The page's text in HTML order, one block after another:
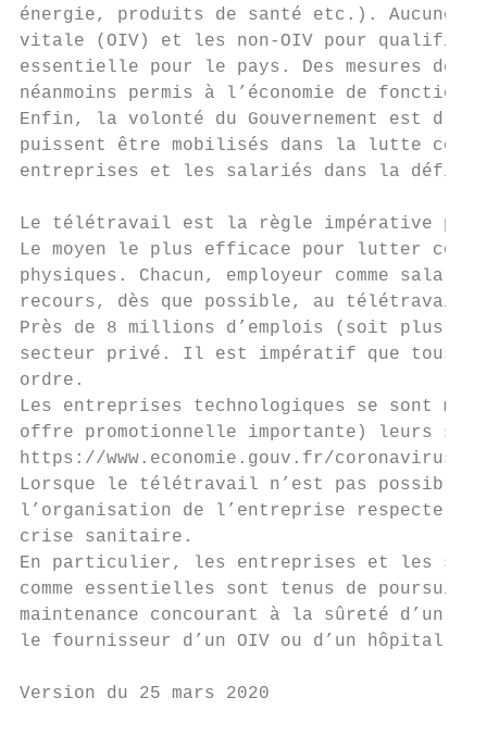
énergie, produits de santé etc.). Aucune
vitale (OIV) et les non-OIV pour qualifier
essentielle pour le pays. Des mesures de
néanmoins permis à l’économie de
Enfin, la volonté du Gouvernement est
puissent être mobilisés dans la lutte
entreprises et les salariés dans la
Le télétravail est la règle impérative
Le moyen le plus efficace pour lutter
physiques. Chacun, employeur comme
recours, dès que possible, au télétravail.
Près de 8 millions d’emplois (soit plus
secteur privé. Il est impératif que tous
ordre.
Les entreprises technologiques se sont
offre promotionnelle importante) leurs
https://www.economie.gouv.fr/
Lorsque le télétravail n’est pas
l’organisation de l’entreprise respecte
crise sanitaire.
En particulier, les entreprises et les
comme essentielles sont tenus de
maintenance concourant à la sûreté d’un
le fournisseur d’un OIV ou d’un hôpital.
Version du 25 mars 2020